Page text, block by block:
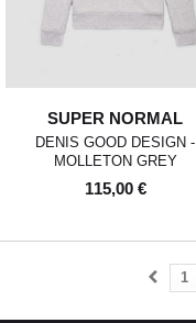
SUPER NORMAL
DENIS GOOD DESIGN -
MOLLETON GREY
115,00 €
1